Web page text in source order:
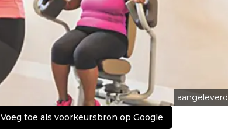
aangeleverd
Voeg toe als voorkeursbron op Google